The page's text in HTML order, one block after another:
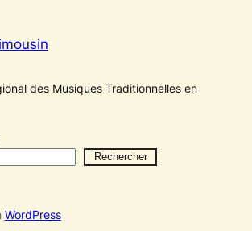
des Musiques Traditionnelles en
Rechercher
WordPress